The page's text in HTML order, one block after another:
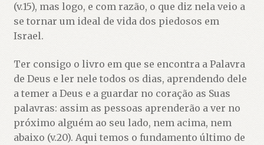
(v.15), mas logo, e com razão, o que diz nela veio a
se tornar um ideal de vida dos piedosos em
Israel.
Ter consigo o livro em que se encontra a Palavra
de Deus e ler nele todos os dias, aprendendo dele
a temer a Deus e a guardar no coração as Suas
palavras: assim as pessoas aprenderão a ver no
próximo alguém ao seu lado, nem acima, nem
abaixo (v.20). Aqui temos o fundamento último de